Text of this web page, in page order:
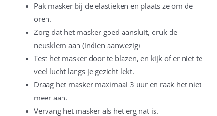
Pak masker bij de elastieken en plaats ze om de
oren.
Zorg dat het masker goed aansluit, druk de
neusklem aan (indien aanwezig)
Test het masker door te blazen, en kijk of er niet te
veel lucht langs je gezicht lekt.
Draag het masker maximaal 3 uur en raak het niet
meer aan.
Vervang het masker als het erg nat is.